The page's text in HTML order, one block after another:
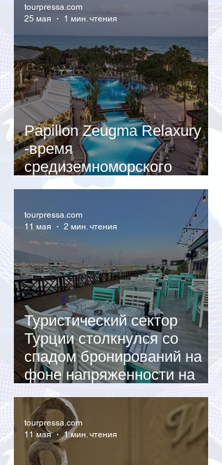
Papillon Zeugma Relaxury
-время
средиземноморского
отдыха
tourpressa.com
25 мая
1 мин. чтения
Туристический сектор
Турции столкнулся со
спадом бронирований на
фоне напряженности на
Ближнем Востоке
tourpressa.com
11 мая
2 мин. чтения
tourpressa.com
11 мая
1 мин. чтения